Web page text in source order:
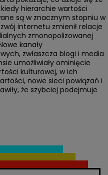
hierarchie wartości
są w znacznym stopniu w
internetu zmienił relacje
zmonopolizowanej
kanały
zwłaszcza blogi i media
umożliwiały ominięcie
kulturowej, w ich
nowe sieci powiązań i
że szybciej podejmuje